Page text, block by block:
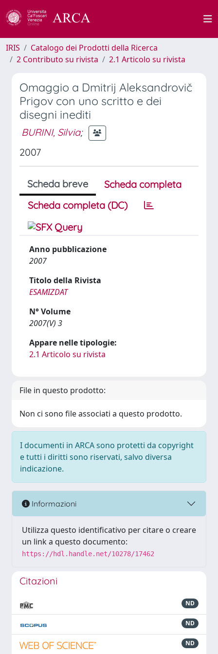
IRIS
Catalogo dei Prodotti della Ricerca
2 Contributo su rivista
2.1 Articolo su rivista
Omaggio a Dmitrij Aleksandrovič
Prigov con uno scritto e dei
disegni inediti
BURINI, Silvia;
2007
Scheda breve
Scheda completa
Scheda completa (DC)
Anno pubblicazione
2007
Titolo della Rivista
ESAMIZDAT
N° Volume
2007(V) 3
Appare nelle tipologie:
2.1 Articolo su rivista
File in questo prodotto:
Non ci sono file associati a questo prodotto.
I documenti in ARCA sono protetti da copyright
e tutti i diritti sono riservati, salvo diversa
indicazione.
Informazioni
Utilizza questo identificativo per citare o creare
un link a questo documento:
https://hdl.handle.net/10278/17462
Citazioni
ND
ND
ND